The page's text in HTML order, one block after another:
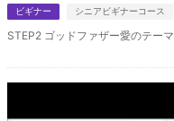
ビギナー シニアビギナーコース
STEP2 ゴッドファザー愛のテーマ